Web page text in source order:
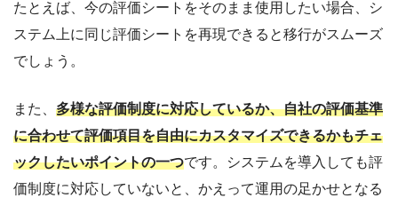
たとえば、今の評価シートをそのまま使用したい場合、シ
ステム上に同じ評価シートを再現できると移行がスムーズ
でしょう。
また、 多様な評価制度に対応しているか、自社の評価基準
に合わせて評価項目を自由にカスタマイズできるかもチェ
ックしたいポイントの一つです。システムを導入しても評
価制度に対応していないと、かえって運用の足かせとなる